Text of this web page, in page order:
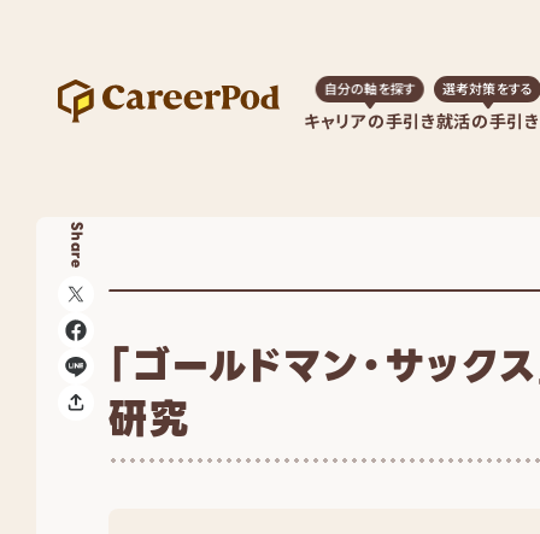
キャリアの手引き
自分の軸を探す
就活の手引き
選考対策をする
Share
「ゴールドマン・サック
研究